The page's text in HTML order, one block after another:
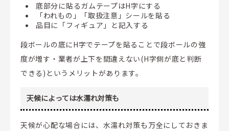
底部分に貼るガムテープはH字にする
「われもの」「取扱注意」シールを貼る
品目に「フィギュア」と記入する
段ボールの底にH字でテープを貼ることで段ボールの強
度が増す・業者が上下を間違えない(H字側が底と判断
できる)というメリットがあります。
天候によっては水濡れ対策も
天候が心配な場合には、水濡れ対策も万全にしておきま